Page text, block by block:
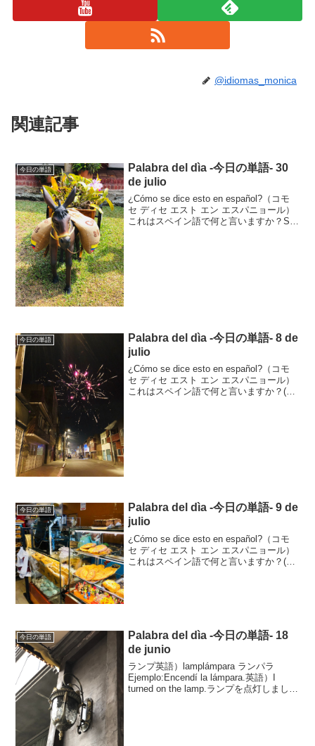
@idiomas_monica
関連記事
今日の単語
Palabra del dìa -今日の単語- 30
de julio
¿Cómo se dice esto en español?（コモ
セ ディセ エスト エン エスパニョール）
これはスペイン語で何と言いますか？Se
今日の単語
Palabra del dìa -今日の単語- 8 de
julio
¿Cómo se dice esto en español?（コモ
セ ディセ エスト エン エスパニョール）
これはスペイン語で何と言いますか？(こ
今日の単語
Palabra del dìa -今日の単語- 9 de
julio
¿Cómo se dice esto en español?（コモ
セ ディセ エスト エン エスパニョール）
これはスペイン語で何と言いますか？(ち
今日の単語
Palabra del dìa -今日の単語- 18
de junio
ランプ英語）lamplámpara ランパラ
Ejemplo:Encendí la lámpara.英語）I
turned on the lamp.ランプを点灯しまし